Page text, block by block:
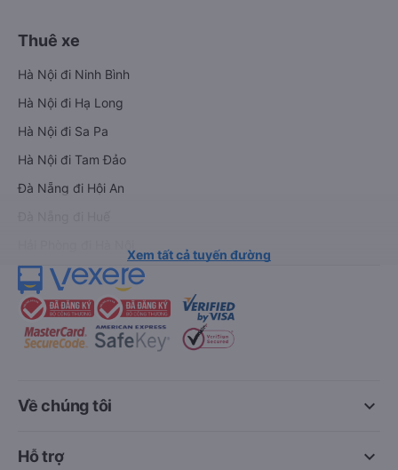
Thuê xe
Hà Nội đi Ninh Bình
Hà Nội đi Hạ Long
Hà Nội đi Sa Pa
Hà Nội đi Tam Đảo
Đà Nẵng đi Hội An
Xem tất cả tuyến đường
keyboard_arrow_down
Về chúng tôi
keyboard_arrow_down
Hỗ trợ